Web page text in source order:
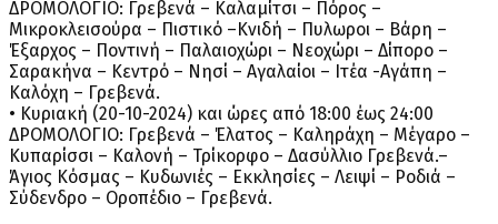
ΔΡΟΜΟΛΟΓΙΟ: Γρεβενά – Καλαμίτσι – Πόρος –
Μικροκλεισούρα – Πιστικό –Κνιδή – Πυλωροι – Βάρη –
Έξαρχος – Ποντινή – Παλαιοχώρι – Νεοχώρι – Δίπορο –
Σαρακήνα – Κεντρό – Νησί – Αγαλαίοι – Ιτέα -Αγάπη –
Καλόχη – Γρεβενά.
• Κυριακή (20-10-2024) και ώρες από 18:00 έως 24:00
ΔΡΟΜΟΛΟΓΙΟ: Γρεβενά – Έλατος – Καληράχη – Μέγαρο –
Κυπαρίσσι – Καλονή – Τρίκορφο – Δασύλλιο Γρεβενά.–
Άγιος Κόσμας – Κυδωνιές – Εκκλησίες – Λειψί – Ροδιά –
Σύδενδρο – Οροπέδιο – Γρεβενά.